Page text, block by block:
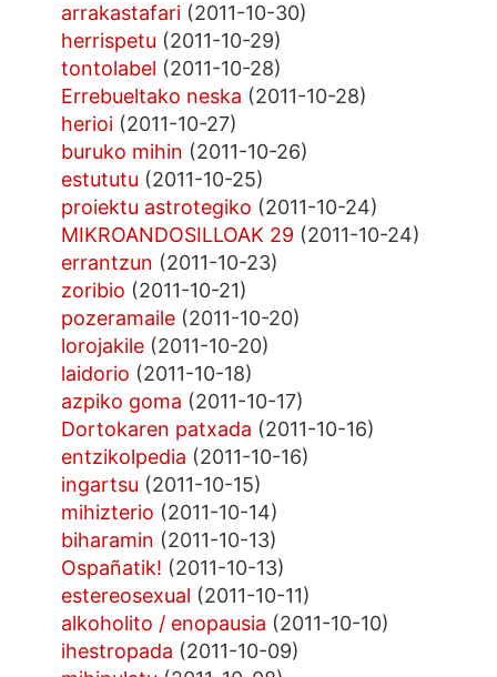
arrakastafari (2011-10-30)
herrispetu (2011-10-29)
tontolabel (2011-10-28)
Errebueltako neska (2011-10-28)
herioi (2011-10-27)
buruko mihin (2011-10-26)
estututu (2011-10-25)
proiektu astrotegiko (2011-10-24)
MIKROANDOSILLOAK 29 (2011-10-24)
errantzun (2011-10-23)
zoribio (2011-10-21)
pozeramaile (2011-10-20)
lorojakile (2011-10-20)
laidorio (2011-10-18)
azpiko goma (2011-10-17)
Dortokaren patxada (2011-10-16)
entzikolpedia (2011-10-16)
ingartsu (2011-10-15)
mihizterio (2011-10-14)
biharamin (2011-10-13)
Ospañatik! (2011-10-13)
estereosexual (2011-10-11)
alkoholito / enopausia (2011-10-10)
ihestropada (2011-10-09)